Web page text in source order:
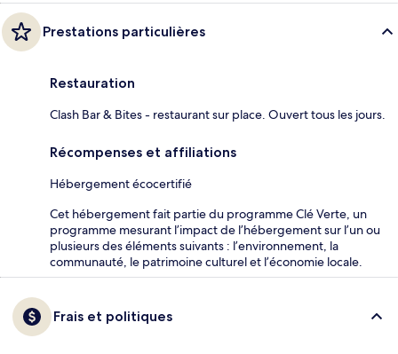
Prestations particulières
Restauration
Clash Bar & Bites - restaurant sur place. Ouvert tous les jours.
Récompenses et affiliations
Hébergement écocertifié
Cet hébergement fait partie du programme Clé Verte, un
programme mesurant l’impact de l’hébergement sur l’un ou
plusieurs des éléments suivants : l’environnement, la
communauté, le patrimoine culturel et l’économie locale.
Frais et politiques